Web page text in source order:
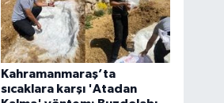
Kahramanmaraş’ta
sıcaklara karşı 'Atadan